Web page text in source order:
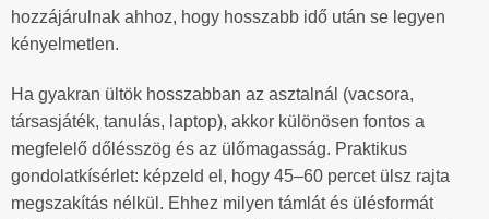
hozzájárulnak ahhoz, hogy hosszabb idő után se legyen
kényelmetlen.
Ha gyakran ültök hosszabban az asztalnál (vacsora,
társasjáték, tanulás, laptop), akkor különösen fontos a
megfelelő dőlésszög és az ülőmagasság. Praktikus
gondolatkísérlet: képzeld el, hogy 45–60 percet ülsz rajta
megszakítás nélkül. Ehhez milyen támlát és ülésformát